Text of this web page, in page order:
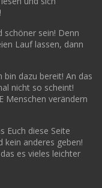
schöner sein! Denn
Lauf lassen, dann
bin dazu bereit! An das
nicht so scheint!
Menschen verändern
Euch diese Seite
kein anderes geben!
es vieles leichter